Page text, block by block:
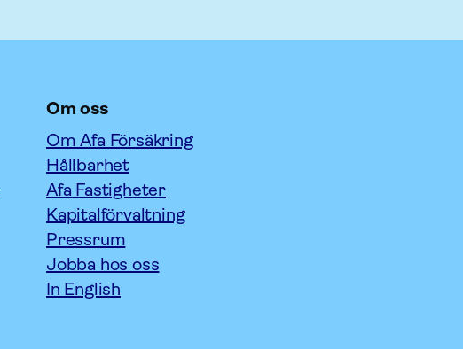
Om oss
Om Afa Försäkring
Hållbarhet
Afa Fastigheter
Kapitalförvaltning
Pressrum
Jobba hos oss
In English